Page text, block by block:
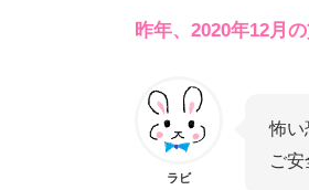
昨年、2020年12月
ラビ
怖
ご